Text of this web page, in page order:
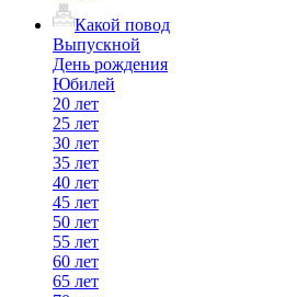
Какой повод
Выпускной
День рождения
Юбилей
20 лет
25 лет
30 лет
35 лет
40 лет
45 лет
50 лет
55 лет
60 лет
65 лет